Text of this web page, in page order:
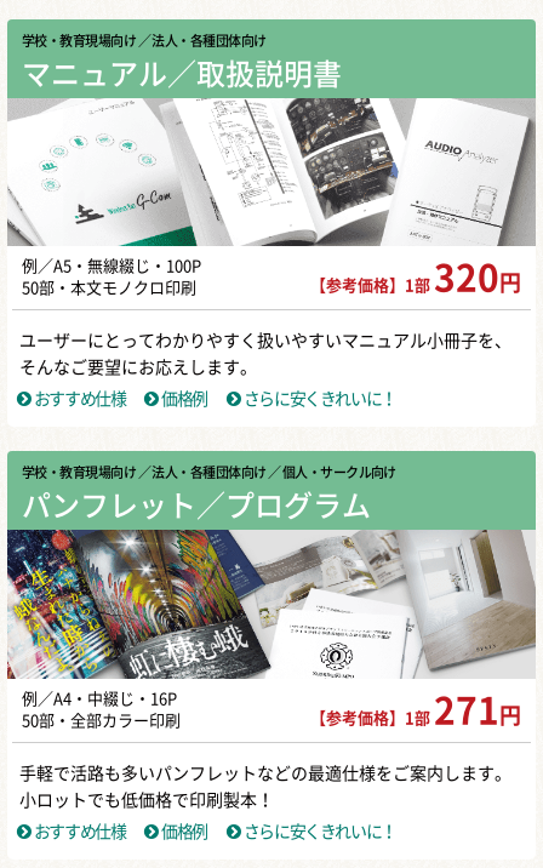
学校・教育現場向け ／ 法人・各種団体向け
マニュアル／取扱説明書
例／A5・無線綴じ・100P
50部・本文モノクロ印刷
【参考価格】1部 320 円
ユーザーにとってわかりやすく扱いやすいマニュアル小冊子を、
そんなご要望にお応えします。
おすすめ仕様
価格例 さらに安くきれいに！
学校・教育現場向け ／ 法人・各種団体向け ／ 個人・サークル向け
パンフレット／プログラム
例／A4・中綴じ・16P
50部・全部カラー印刷
【参考価格】1部 271 円
手軽で活路も多いパンフレットなどの最適仕様をご案内します。
小ロットでも低価格で印刷製本！
おすすめ仕様
価格例 さらに安くきれいに！